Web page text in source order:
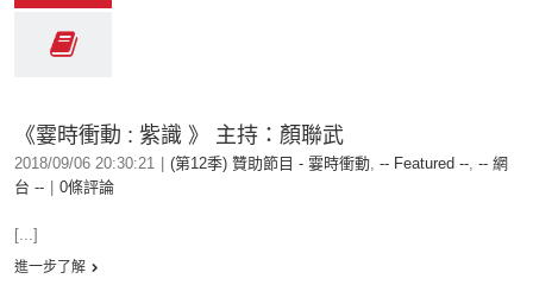
《霎時衝動 : 紫識 》 主持：顏聯武
2018/09/06 20:30:21 (第12季) 贊助節目 - 霎時衝動, -- Featured --, -- 網
台 --
0條評論
[...]
進一步了解